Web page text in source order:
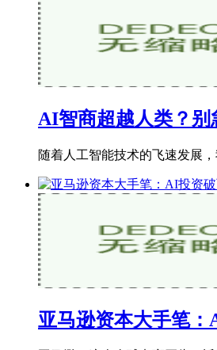
AI智商超越人类？
随着人工智能技术的飞速发展
亚马逊资本大手笔